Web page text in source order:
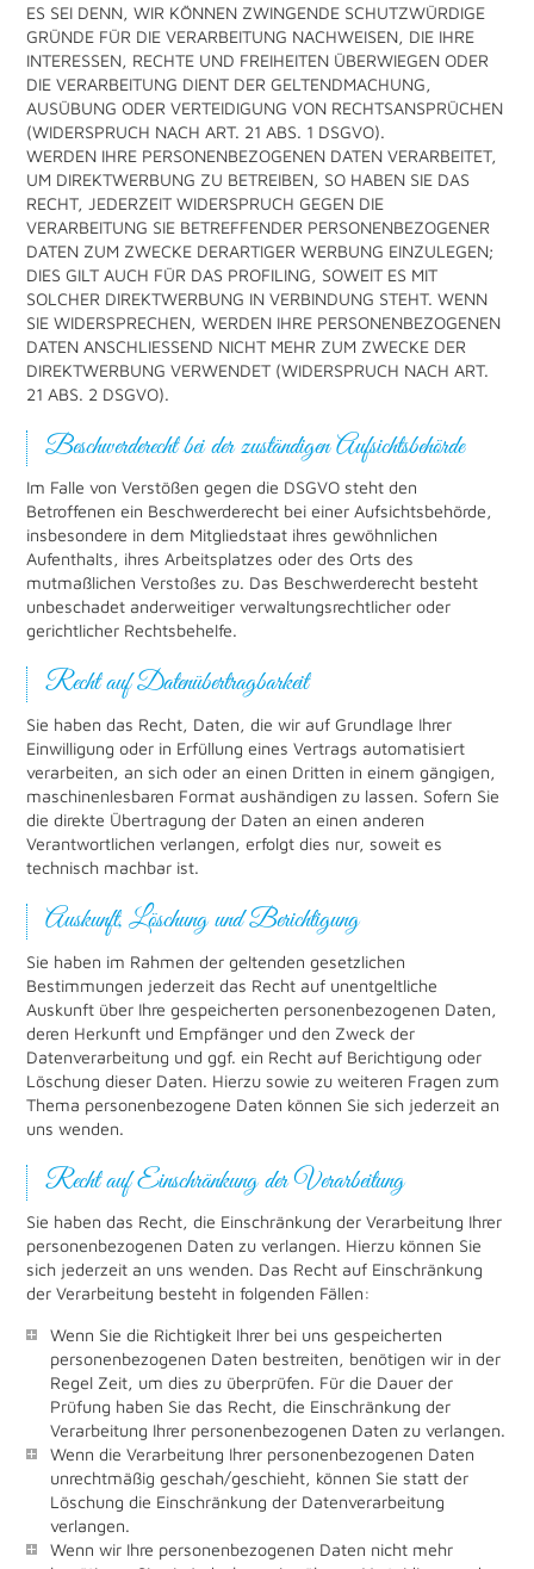
ES SEI DENN, WIR KÖNNEN ZWINGENDE SCHUTZWÜRDIGE
GRÜNDE FÜR DIE VERARBEITUNG NACHWEISEN, DIE IHRE
INTERESSEN, RECHTE UND FREIHEITEN ÜBERWIEGEN ODER
DIE VERARBEITUNG DIENT DER GELTENDMACHUNG,
AUSÜBUNG ODER VERTEIDIGUNG VON RECHTSANSPRÜCHEN
(WIDERSPRUCH NACH ART. 21 ABS. 1 DSGVO).
WERDEN IHRE PERSONENBEZOGENEN DATEN VERARBEITET,
UM DIREKTWERBUNG ZU BETREIBEN, SO HABEN SIE DAS
RECHT, JEDERZEIT WIDERSPRUCH GEGEN DIE
VERARBEITUNG SIE BETREFFENDER PERSONENBEZOGENER
DATEN ZUM ZWECKE DERARTIGER WERBUNG EINZULEGEN;
DIES GILT AUCH FÜR DAS PROFILING, SOWEIT ES MIT
SOLCHER DIREKTWERBUNG IN VERBINDUNG STEHT. WENN
SIE WIDERSPRECHEN, WERDEN IHRE PERSONENBEZOGENEN
DATEN ANSCHLIESSEND NICHT MEHR ZUM ZWECKE DER
DIREKTWERBUNG VERWENDET (WIDERSPRUCH NACH ART.
21 ABS. 2 DSGVO).
Beschwerde­recht bei der zuständigen Aufsichts­behörde
Im Falle von Verstößen gegen die DSGVO steht den
Betroffenen ein Beschwerderecht bei einer Aufsichtsbehörde,
insbesondere in dem Mitgliedstaat ihres gewöhnlichen
Aufenthalts, ihres Arbeitsplatzes oder des Orts des
mutmaßlichen Verstoßes zu. Das Beschwerderecht besteht
unbeschadet anderweitiger verwaltungsrechtlicher oder
gerichtlicher Rechtsbehelfe.
Recht auf Daten­übertrag­barkeit
Sie haben das Recht, Daten, die wir auf Grundlage Ihrer
Einwilligung oder in Erfüllung eines Vertrags automatisiert
verarbeiten, an sich oder an einen Dritten in einem gängigen,
maschinenlesbaren Format aushändigen zu lassen. Sofern Sie
die direkte Übertragung der Daten an einen anderen
Verantwortlichen verlangen, erfolgt dies nur, soweit es
technisch machbar ist.
Auskunft, Löschung und Berichtigung
Sie haben im Rahmen der geltenden gesetzlichen
Bestimmungen jederzeit das Recht auf unentgeltliche
Auskunft über Ihre gespeicherten personenbezogenen Daten,
deren Herkunft und Empfänger und den Zweck der
Datenverarbeitung und ggf. ein Recht auf Berichtigung oder
Löschung dieser Daten. Hierzu sowie zu weiteren Fragen zum
Thema personenbezogene Daten können Sie sich jederzeit an
uns wenden.
Recht auf Einschränkung der Verarbeitung
Sie haben das Recht, die Einschränkung der Verarbeitung Ihrer
personenbezogenen Daten zu verlangen. Hierzu können Sie
sich jederzeit an uns wenden. Das Recht auf Einschränkung
der Verarbeitung besteht in folgenden Fällen:
Wenn Sie die Richtigkeit Ihrer bei uns gespeicherten
personenbezogenen Daten bestreiten, benötigen wir in der
Regel Zeit, um dies zu überprüfen. Für die Dauer der
Prüfung haben Sie das Recht, die Einschränkung der
Verarbeitung Ihrer personenbezogenen Daten zu verlangen.
Wenn die Verarbeitung Ihrer personenbezogenen Daten
unrechtmäßig geschah/geschieht, können Sie statt der
Löschung die Einschränkung der Datenverarbeitung
verlangen.
Wenn wir Ihre personenbezogenen Daten nicht mehr